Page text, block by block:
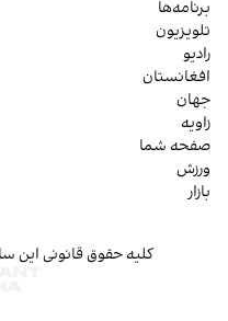
برنامه‌ها
تلویزیون
رادیو
افغانستان
جهان
زاویه
صفحه شما
ورزش
بازار
کلیه حقوق قانونی این